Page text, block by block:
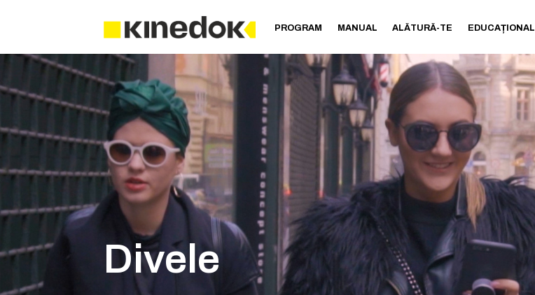
PROGRAM MANUAL ALĂTURĂ-TE EDUCAȚIONAL
Divele